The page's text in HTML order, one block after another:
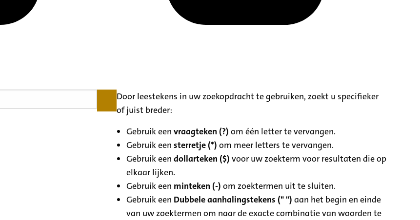
Door leestekens in uw zoekopdracht te gebruiken, zoekt u specifieker
of juist breder:
Gebruik eenvraagteken (?) om één letter te vervangen.
Gebruik eensterretje (*) om meer letters te vervangen.
Gebruik eendollarteken ($) voor uw zoekterm voor resultaten die op
elkaar lijken.
Gebruik een minteken (-) om zoektermen uit te sluiten.
Gebruik een Dubbele aanhalingstekens (" ") aan het begin en einde
van uw zoektermen om naar de exacte combinatie van woorden te